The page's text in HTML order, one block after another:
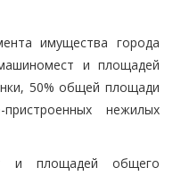
имущества города
и площадей
50% общей площади
нежилых
и площадей общего